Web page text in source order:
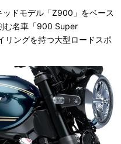
ドモデル「Z900」をベース
む名車「900 Super
リングを持つ大型ロードスポ